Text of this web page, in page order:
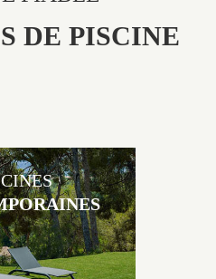
DE PISCINE
contemporaines Jacques